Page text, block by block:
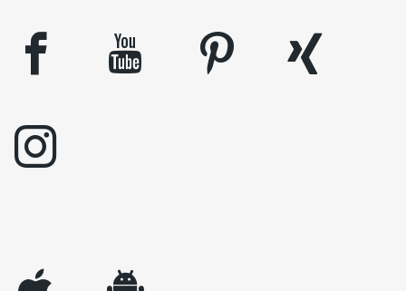
facebook youtube pinterest
xing
instagram